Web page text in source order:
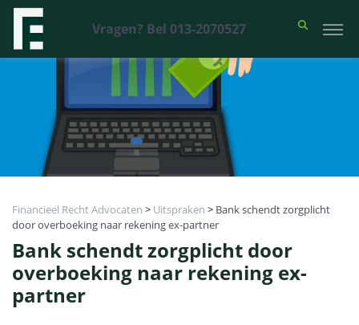
Vragen? Bel 013-2070527
Financieel Recht Advocaten > Uitspraken > Bank schendt zorgplicht
door overboeking naar rekening ex-partner
Bank schendt zorgplicht door
overboeking naar rekening ex-
partner